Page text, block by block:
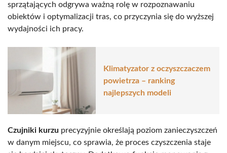
sprzątających odgrywa ważną rolę w rozpoznawaniu
obiektów i optymalizacji tras, co przyczynia się do wyższej
wydajności ich pracy.
Klimatyzator z oczyszczaczem
powietrza – ranking
najlepszych modeli
Czujniki kurzu precyzyjnie określają poziom zanieczyszczeń
w danym miejscu, co sprawia, że proces czyszczenia staje